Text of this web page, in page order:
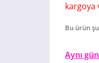
kargoya
Bu ürün
Aynı